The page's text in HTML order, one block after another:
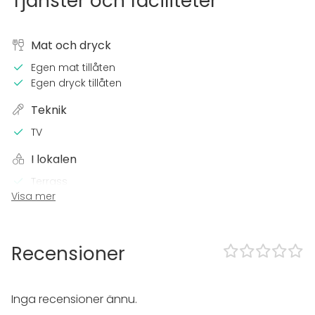
Mat och dryck
Egen mat tillåten
Egen dryck tillåten
Teknik
TV
I lokalen
Terrass
Bastu
Trädgård
Visa mer
Recensioner
Inga recensioner ännu.